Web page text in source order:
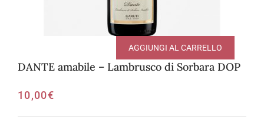
DANTE amabile – Lambrusco di Sorbara DOP
10,00€
AGGIUNGI AL CARRELLO